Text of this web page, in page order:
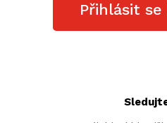
Přihlásit